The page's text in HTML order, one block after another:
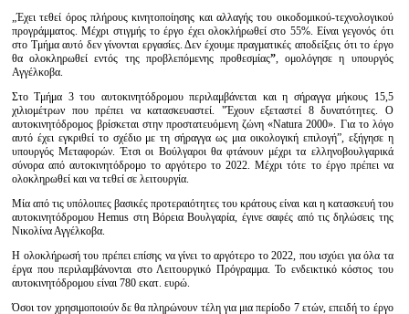
„Έχει τεθεί όρος πλήρους κινητοποίησης και αλλαγής του οικοδομικού-τεχνολογικού
προγράμματος. Μέχρι στιγμής το έργο έχει ολοκλήρωθεί στο 55%. Είναι γεγονός ότι
στο Τμήμα αυτό δεν γίνονται εργασίες. Δεν έχουμε πραγματικές αποδείξεις ότι το έργο
θα ολοκληρωθεί εντός της προβλεπόμενης προθεσμίας”, ομολόγησε η υπουργός
Αγγέλκοβα.
Στο Τμήμα 3 του αυτοκινητόδρομου περιλαμβάνεται και η σήραγγα μήκους 15,5
χιλιομέτρων που πρέπει να κατασκευαστεί. "Έχουν εξεταστεί 8 δυνατότητες. Ο
αυτοκινητόδρομος βρίσκεται στην προστατευόμενη ζώνη «Natura 2000». Για το λόγο
αυτό έχει εγκριθεί το σχέδιο με τη σήραγγα ως μια οικολογική επιλογή”, εξήγησε η
υπουργός Μεταφορών. Έτσι οι Βούλγαροι θα φτάνουν μέχρι τα ελληνοβουλγαρικά
σύνορα από αυτοκινητόδρομο το αργότερο το 2022. Μέχρι τότε το έργο πρέπει να
ολοκληρωθεί και να τεθεί σε λειτουργία.
Μία από τις υπόλοιπες βασικές προτεραιότητες του κράτους είναι και η κατασκευή του
αυτοκινητόδρομου Hemus στη Βόρεια Βουλγαρία, έγινε σαφές από τις δηλώσεις της
Νικολίνα Αγγέλκοβα.
Η ολοκλήρωσή του πρέπει επίσης να γίνει το αργότερο το 2022, που ισχύει για όλα τα
έργα που περιλαμβάνονται στο Λειτουργικό Πρόγραμμα. Το ενδεικτικό κόστος του
αυτοκινητόδρομου είναι 780 εκατ. ευρώ.
Όσοι τον χρησιμοποιούν δε θα πληρώνουν τέλη για μια περίοδο 7 ετών, επειδή το έργο